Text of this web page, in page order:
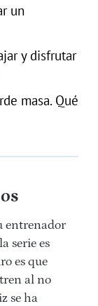
un
y disfrutar
masa. Qué
entrenador
serie es
es que
al no
se ha